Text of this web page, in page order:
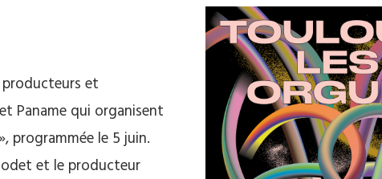
producteurs et
Paname qui organisent
programmée le 5 juin.
et le producteur